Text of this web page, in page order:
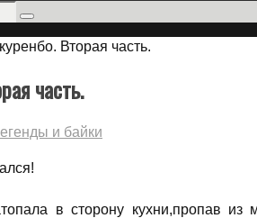
Search
Вторая часть.
часть.
и байки
в сторону кухни,пропав